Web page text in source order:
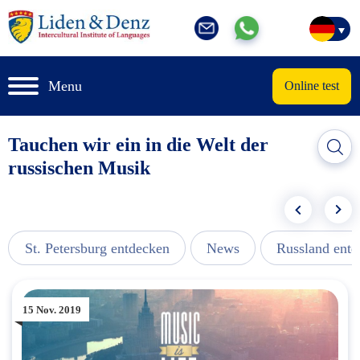
Menu Online test
Tauchen wir ein in die Welt der
russischen Musik
St. Petersburg entdecken News Russland
15 Nov. 2019